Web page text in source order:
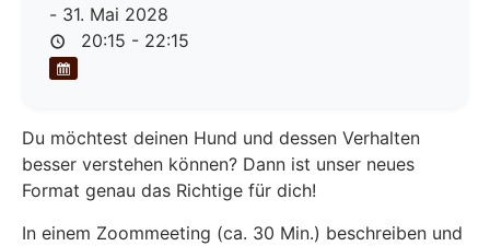
- 31. Mai 2028
20:15 - 22:15
Du möchtest deinen Hund und dessen Verhalten
besser verstehen können? Dann ist unser neues
Format genau das Richtige für dich!
In einem Zoommeeting (ca. 30 Min.) beschreiben und